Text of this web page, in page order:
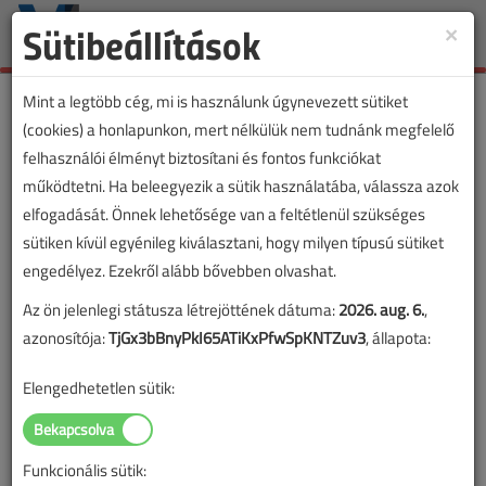
Toggle
×
Sütibeállítások
Mint a legtöbb cég, mi is használunk úgynevezett sütiket
(cookies) a honlapunkon, mert nélkülük nem tudnánk megfelelő
felhasználói élményt biztosítani és fontos funkciókat
működtetni. Ha beleegyezik a sütik használatába, válassza azok
elfogadását. Önnek lehetősége van a feltétlenül szükséges
sütiken kívül egyénileg kiválasztani, hogy milyen típusú sütiket
engedélyez. Ezekről alább bővebben olvashat.
Az ön jelenlegi státusza létrejöttének dátuma:2026. aug. 6.,
azonosítója:TjGx3bBnyPkI65ATiKxPfwSpKNTZuv3, állapota:
Elengedhetetlen sütik:
Funkcionális sütik: